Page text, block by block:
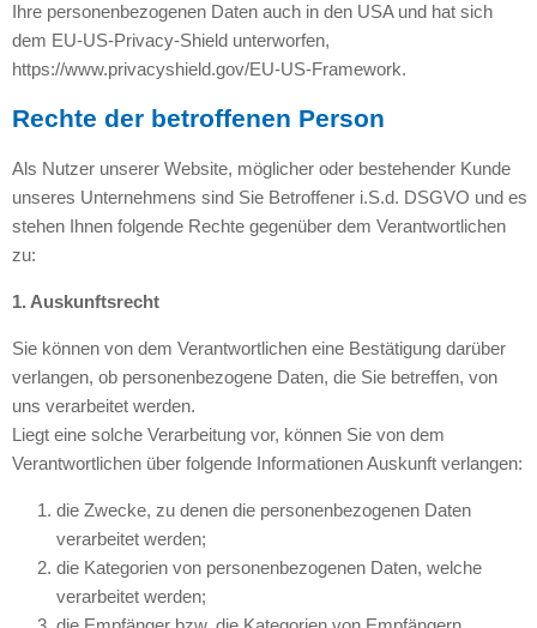
Ihre personenbezogenen Daten auch in den USA und hat sich
dem EU-US-Privacy-Shield unterworfen,
https://www.privacyshield.gov/EU-US-Framework.
Rechte der betroffenen Person
Als Nutzer unserer Website, möglicher oder bestehender Kunde
unseres Unternehmens sind Sie Betroffener i.S.d. DSGVO und es
stehen Ihnen folgende Rechte gegenüber dem Verantwortlichen
zu:
1. Auskunftsrecht
Sie können von dem Verantwortlichen eine Bestätigung darüber
verlangen, ob personenbezogene Daten, die Sie betreffen, von
uns verarbeitet werden.
Liegt eine solche Verarbeitung vor, können Sie von dem
Verantwortlichen über folgende Informationen Auskunft verlangen:
die Zwecke, zu denen die personenbezogenen Daten
verarbeitet werden;
die Kategorien von personenbezogenen Daten, welche
verarbeitet werden;